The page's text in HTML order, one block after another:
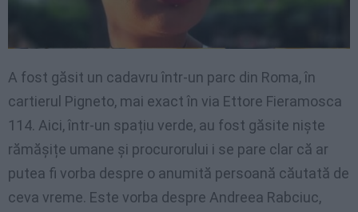
A fost găsit un cadavru într-un parc din Roma, în
cartierul Pigneto, mai exact în via Ettore Fieramosca
114. Aici, într-un spațiu verde, au fost găsite niște
rămășițe umane și procurorului i se pare clar că ar
putea fi vorba despre o anumită persoană căutată de
ceva vreme. Este vorba despre Andreea Rabciuc,